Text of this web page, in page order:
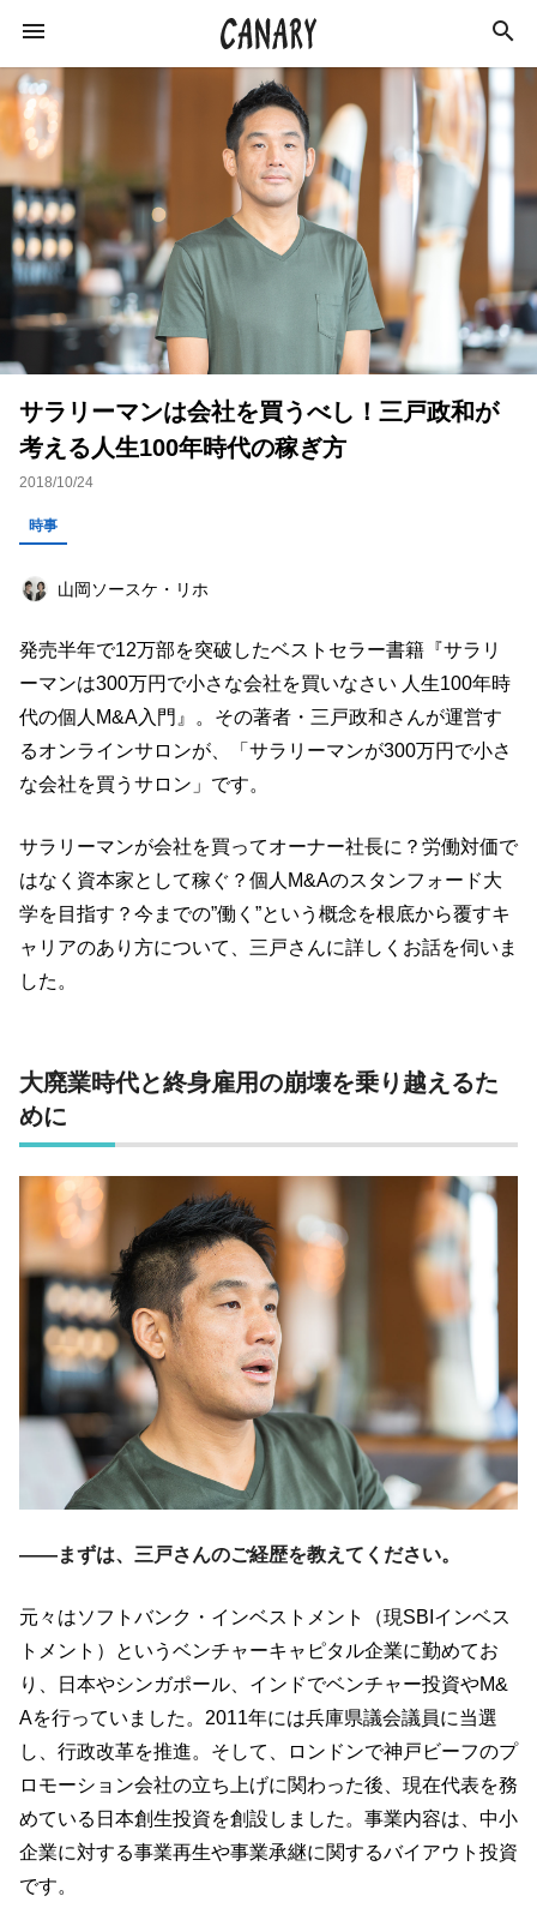
KEYWORD
キーワード
ビジネス スキルアップ 学び 社会
経済 仕事術 ライフスタイル お金
特集 経営 カルチャー インタビュー
イベント イベントレポート
副業
美容 オンラインサロン 投資 海外
ライフハック
キーワード一覧
サラリーマンは会社を買うべし！三戸政和が
考える人生100年時代の稼ぎ方
2018/10/24
時事
山岡ソースケ・リホ
発売半年で12万部を突破したベストセラー書籍『サラリ
ーマンは300万円で小さな会社を買いなさい 人生100年時
代の個人M&A入門』。その著者・三戸政和さんが運営す
るオンラインサロンが、「サラリーマンが300万円で小さ
な会社を買うサロン」です。
サラリーマンが会社を買ってオーナー社長に？労働対価で
はなく資本家として稼ぐ？個人M&Aのスタンフォード大
学を目指す？今までの”働く”という概念を根底から覆すキ
ャリアのあり方について、三戸さんに詳しくお話を伺いま
した。
大廃業時代と終身雇用の崩壊を乗り越えるた
めに
――まずは、三戸さんのご経歴を教えてください。
元々はソフトバンク・インベストメント（現SBIインベス
トメント）というベンチャーキャピタル企業に勤めてお
り、日本やシンガポール、インドでベンチャー投資やM&
Aを行っていました。2011年には兵庫県議会議員に当選
し、行政改革を推進。そして、ロンドンで神戸ビーフのプ
ロモーション会社の立ち上げに関わった後、現在代表を務
めている日本創生投資を創設しました。事業内容は、中小
企業に対する事業再生や事業承継に関するバイアウト投資
です。